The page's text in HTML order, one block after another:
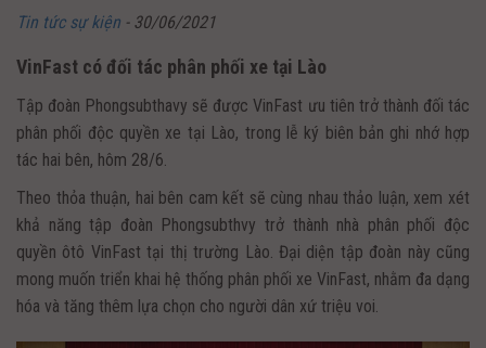
Tin tức sự kiện - 30/06/2021
VinFast có đối tác phân phối xe tại Lào
Tập đoàn Phongsubthavy sẽ được VinFast ưu tiên trở thành đối tác
phân phối độc quyền xe tại Lào, trong lễ ký biên bản ghi nhớ hợp
tác hai bên, hôm 28/6.
Theo thỏa thuận, hai bên cam kết sẽ cùng nhau thảo luận, xem xét
khả năng tập đoàn Phongsubthvy trở thành nhà phân phối độc
quyền ôtô VinFast tại thị trường Lào. Đại diện tập đoàn này cũng
mong muốn triển khai hệ thống phân phối xe VinFast, nhằm đa dạng
hóa và tăng thêm lựa chọn cho người dân xứ triệu voi.